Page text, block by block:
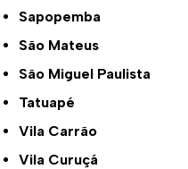
Sapopemba
São Mateus
São Miguel Paulista
Tatuapé
Vila Carrão
Vila Curuçá